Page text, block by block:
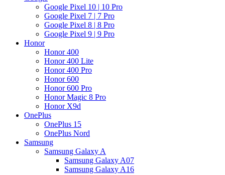
Google Pixel 10 | 10 Pro
Google Pixel 7 | 7 Pro
Google Pixel 8 | 8 Pro
Google Pixel 9 | 9 Pro
Honor
Honor 400
Honor 400 Lite
Honor 400 Pro
Honor 600
Honor 600 Pro
Honor Magic 8 Pro
Honor X9d
OnePlus
OnePlus 15
OnePlus Nord
Samsung
Samsung Galaxy A
Samsung Galaxy A07
Samsung Galaxy A16